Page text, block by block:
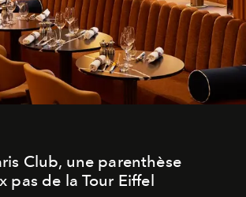
Club, une parenthèse
pas de la Tour Eiffel